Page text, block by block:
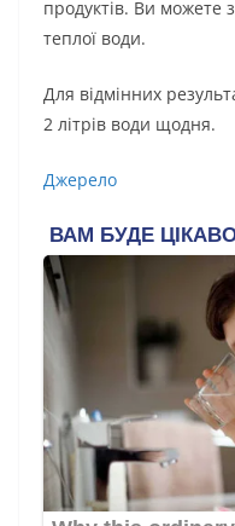
продуктів. Ви можете
теплої води.
Для відмінних
2 літрів води щодня.
Джерело